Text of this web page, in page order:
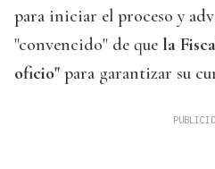
para iniciar el proceso y
"convencido" de que la
oficio" para garantizar su